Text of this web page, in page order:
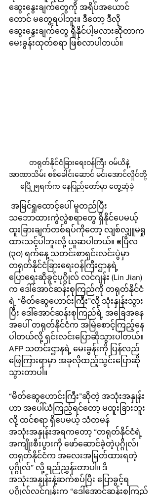
ဆွေးနွေးချက်တွေကို အရိပ်အယောင်
တောင် မတွေ့ရပါဘူး။ ဒီတော့ ဒီလို
ဆွေးနွေးချက်တွေ ရှိနိုင်ပါ့မလားဆိုတာက
မေးခွန်းထုတ်စရာ ဖြစ်လာပါတယ်။
အာဏာသိမ်း စစ်ခေါင်းဆောင် မင်းအောင်လှိုင်တို့
ဧပြီ၂၅ရက်က နေပြည်တော်မှာ တွေ့ဆုံခဲ့
အမြင်ရှုထောင့်ပေါ် မူတည်ပြီး
သဘောထားကွဲလွဲစရာတွေ ရှိနိုင်ပေမယ့်
ထူးခြားချက်တစ်ရပ်ကိုတော့ လျစ်လျှူမရှု
ထားသင့်ပါဘူးလို့ ယူဆပါတယ်။ ဧပြီလ
(၃၀) ရက်နေ့ သတင်းစာရှင်းလင်းပွဲမှာ
တရုတ်နိုင်ငံခြားရေးဝန်ကြီးဌာနရဲ့
ပြောရေးဆိုခွင့်ပုဂ္ဂိုလ် လင်ဂျန်း (Lin Jian)
က ဒေါ်အောင်ဆန်းစုကြည်ကို တရုတ်နိုင်ငံ
ရဲ့ “မိတ်ဆွေဟောင်းကြီး”လို့ သုံးနှုန်းသွား
ပြီး ဒေါ်အောင်ဆန်းစုကြည်ရဲ့ အခြေအနေ
အပေါ် တရုတ်နိုင်ငံက အမြဲစောင့်ကြည့်နေ
ပါတယ်လို့ ရှင်းလင်းပြောဆိုသွားပါတယ်။
AFP သတင်းဌာနရဲ့ မေးခွန်းကို ပြန်လည်
ဖြေကြားရာမှာ အခုလိုထည့်သွင်းပြောဆို
သွားတာပါ။
“မိတ်ဆွေဟောင်းကြီး”ဆိုတဲ့ အသုံးအနှုန်း
ဟာ အပေါ်ယံကြည့်ရင်တော့ မထူးခြားဘူး
လို့ ထင်စရာ ရှိပေမယ့် သံတမန်
အသုံးအနှုန်းအရကတော့ “တရုတ်နိုင်ငံရဲ့
အကျိုးစီးပွားကို ဖော်ဆောင်ခဲ့တဲ့ပုဂ္ဂိုလ်၊
တရုတ်နိုင်ငံက အလေးအမြတ်ထားရတဲ့
ပုဂ္ဂိုလ်” လို့ ရည်ညွှန်းတာပါ။ ဒီ
အသုံးအနှုန်းနဲ့ဆက်စပ်ပြီး ပြောခွင့်ရ
ပုဂ္ဂိုလ်လင်ဂျန်းက “ဒေါ်အောင်ဆန်းစုကြည်